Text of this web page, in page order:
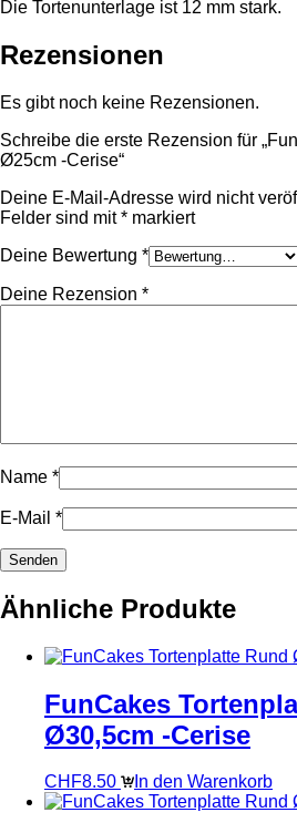
Die Tortenunterlage ist 12 mm stark.
Rezensionen
Es gibt noch keine Rezensionen.
Schreibe die erste Rezension für
Ø25cm -Cerise“
Deine E-Mail-Adresse wird nicht
Felder sind mit* markiert
Deine Bewertung *
Deine Rezension *
Name *
E-Mail *
Ähnliche Produkte
FunCakes
Ø30,5cm -Cerise
CHF8.50 In den Warenkorb